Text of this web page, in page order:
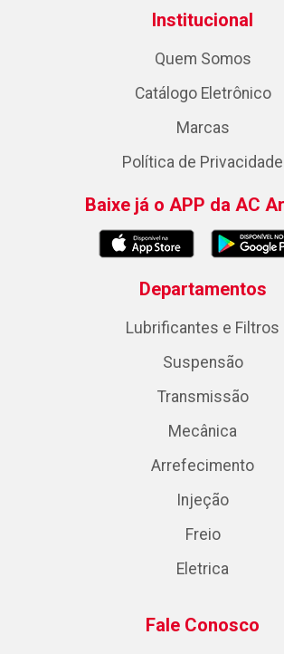
Institucional
Quem Somos
Catálogo Eletrônico
Marcas
Política de Privacidade
Baixe já o APP da AC
Departamentos
Lubrificantes e Filtros
Suspensão
Transmissão
Mecânica
Arrefecimento
Injeção
Freio
Eletrica
Fale Conosco